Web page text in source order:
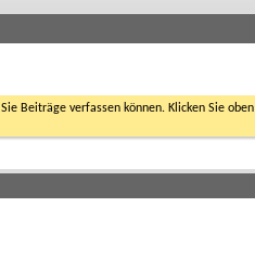
Sie Beiträge verfassen können. Klicken Sie